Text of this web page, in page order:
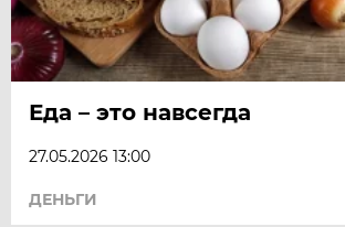
Еда – это навсегда
27.05.2026 13:00
ДЕНЬГИ